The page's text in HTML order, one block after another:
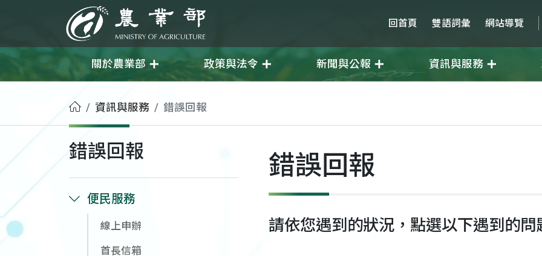
農業部 回首頁 雙語詞彙 網站導覽
關於農業部 政策與法令 新聞與公報 資訊與服務
首頁資訊與服務 錯誤回報
錯誤回報
便民服務
線上申辦
首長信箱
錯誤回報
請依您遇到的狀況，點選以下遇到的問